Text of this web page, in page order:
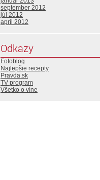
september 2012
júl 2012
apríl 2012
Odkazy
Fotoblog
Najlepšie recepty
Pravda.sk
TV program
Všetko o víne